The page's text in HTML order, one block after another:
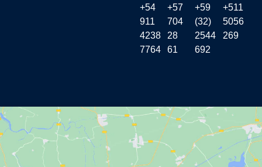
+54
911
4238
7764
+57
704
28
61
+59
(32)
2544
692
+511
5056
269